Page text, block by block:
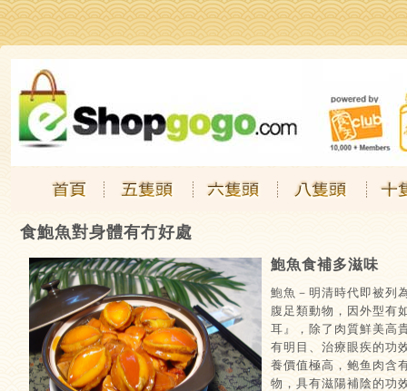
食鮑魚對身體有冇好處
鮑魚食補多滋味
鮑魚－明清時代即被列
腹足類動物，因外型有
耳』，除了肉質鮮美高
有明目、治療眼疾的功
養價值極高，鲍鱼肉含
物，具有滋陽補陰的功
. . . .